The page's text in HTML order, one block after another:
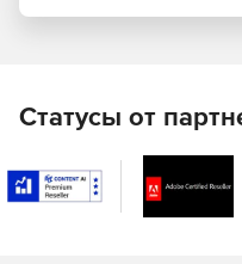
динамических стилей и
поддержку мультимедиа
просматривается и
структуре древа, при
Статусы от